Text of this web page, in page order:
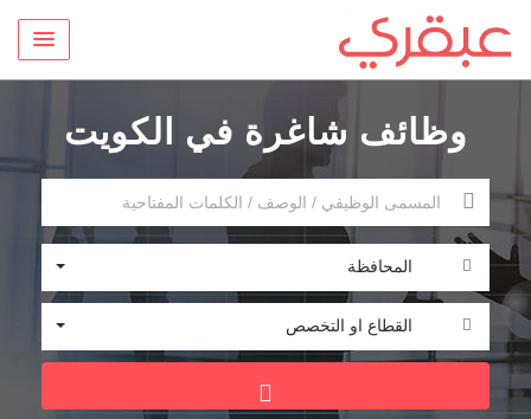
وظائف شاغرة في الكويت
المحافظة
القطاع او التخصص